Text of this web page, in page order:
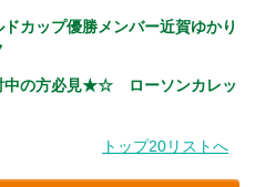
カップ優勝メンバー近賀ゆかり
中の方必見★☆ ローソンカレッ
トップ20リストへ